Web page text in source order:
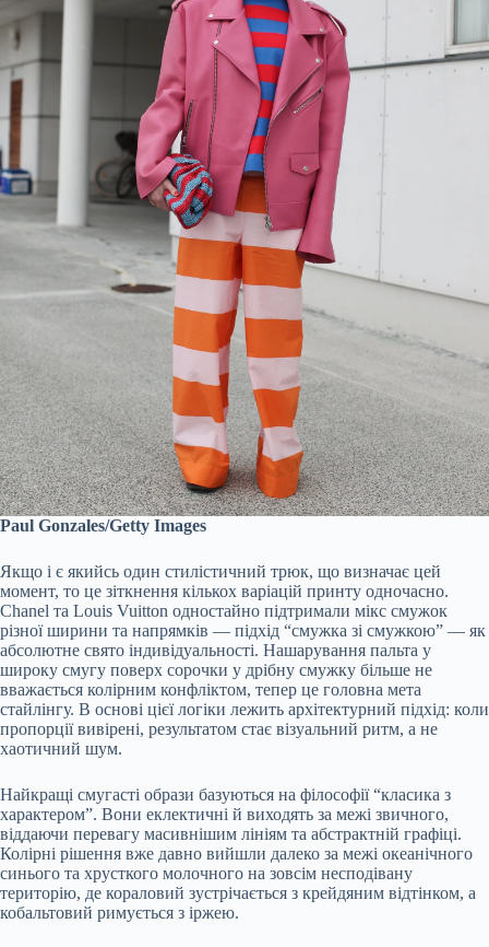
Paul Gonzales/Getty Images
Якщо і є якийсь один стилістичний трюк, що визначає цей
момент, то це зіткнення кількох варіацій принту одночасно.
Chanel та Louis Vuitton одностайно підтримали мікс смужок
різної ширини та напрямків — підхід “смужка зі смужкою” — як
абсолютне свято індивідуальності. Нашарування пальта у
широку смугу поверх сорочки у дрібну смужку більше не
вважається колірним конфліктом, тепер це головна мета
стайлінгу. В основі цієї логіки лежить архітектурний підхід: коли
пропорції вивірені, результатом стає візуальний ритм, а не
хаотичний шум.
Найкращі смугасті образи базуються на філософії “класика з
характером”. Вони еклектичні й виходять за межі звичного,
віддаючи перевагу масивнішим лініям та абстрактній графіці.
Колірні рішення вже давно вийшли далеко за межі океанічного
синього та хрусткого молочного на зовсім несподівану
територію, де кораловий зустрічається з крейдяним відтінком, а
кобальтовий римується з іржею.